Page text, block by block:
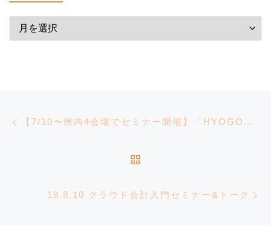
アーカイブ
投稿ナビゲーション 【7/10〜県内4会場でセミナー開催】「HYOGOクリエイティブ起業創出助成金」にチャレンジしませんか？
18.8.10 クラウド会計入門セミナー&トーク